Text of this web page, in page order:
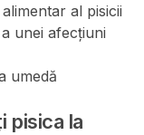
al pisicii
unei afecțiuni
umedă
pisica la